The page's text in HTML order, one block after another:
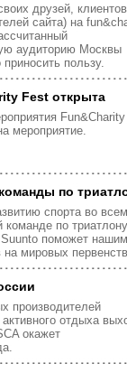
друзей,
сайта) на
аудиторию Москвы
пользу.
Fest открыта
мероприятие.
по
спорта во всем
команде по
Suunto поможет нашим
мировых
производителей
отдыха
окажет